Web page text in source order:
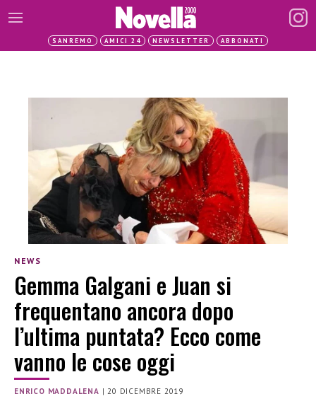
SANREMO AMICI 24 NEWSLETTER ABBONATI
NEWS
Gemma Galgani e Juan si
frequentano ancora dopo
l’ultima puntata? Ecco come
vanno le cose oggi
ENRICO MADDALENA |20 DICEMBRE 2019